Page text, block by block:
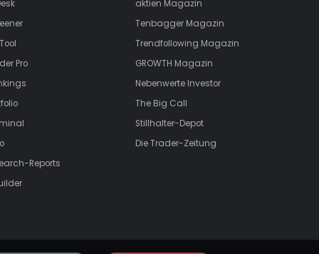
Pro
Reports
aktien Magazin
Tenbagger Magazin
Trendfollowing Magazin
GROWTH Magazin
Nebenwerte Investor
The Big Call
Stillhalter-Depot
Die Trader-Zeitung